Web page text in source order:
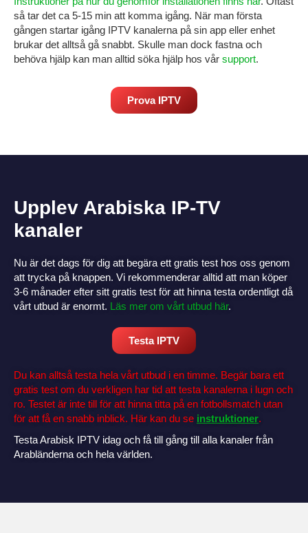
så tar det ca 5-15 min att komma igång. När man första
gången startar igång IPTV kanalerna på sin app eller enhet
brukar det alltså gå snabbt. Skulle man dock fastna och
behöva hjälp kan man alltid söka hjälp hos vår support.
Prova IPTV
Upplev Arabiska IP-TV
kanaler
Nu är det dags för dig att begära ett gratis test hos oss genom
att trycka på knappen. Vi rekommenderar alltid att man köper
3-6 månader efter sitt gratis test för att hinna testa ordentligt då
vårt utbud är enormt. Läs mer om vårt utbud här.
Testa IPTV
Du kan alltså testa hela vårt utbud i en timme. Begär bara ett
gratis test om du verkligen har tid att testa kanalerna i lugn och
ro. Testet är inte till för att hinna titta på en fotbollsmatch utan
för att få en snabb inblick. Här kan du se instruktioner.
Testa Arabisk IPTV idag och få till gång till alla kanaler från
Arabländerna och hela världen.